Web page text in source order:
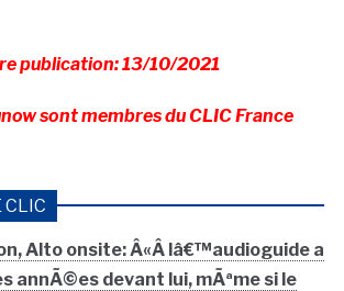
publication: 13/10/2021
sont membres du CLIC France
CLIC
Alto onsite: Â«Â lâ€™audioguide a
annÃ©es devant lui, mÃªme si le